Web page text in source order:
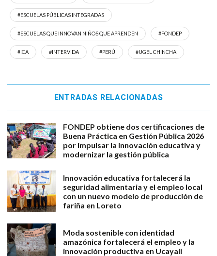
#ESCUELAS PÚBLICAS INTEGRADAS
#ESCUELAS QUE INNOVAN NIÑOS QUE APRENDEN #FONDEP
#ICA #INTERVIDA #PERÚ #UGEL CHINCHA
ENTRADAS RELACIONADAS
FONDEP obtiene dos certificaciones de
Buena Práctica en Gestión Pública 2026
por impulsar la innovación educativa y
modernizar la gestión pública
Innovación educativa fortalecerá la
seguridad alimentaria y el empleo local
con un nuevo modelo de producción de
fariña en Loreto
Moda sostenible con identidad
amazónica fortalecerá el empleo y la
innovación productiva en Ucayali